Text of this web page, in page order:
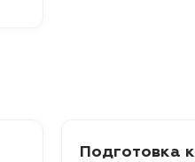
Подготовка к